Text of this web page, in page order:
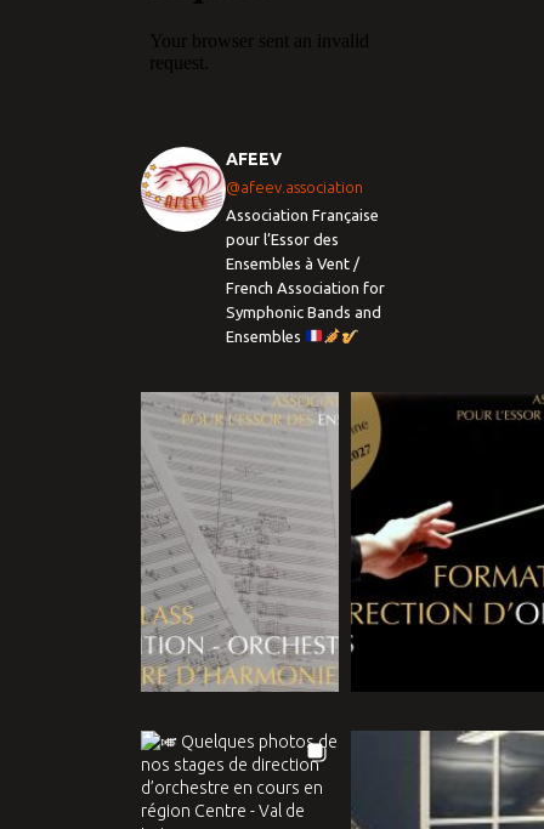
AFEEV
@afeev.association
Association Française
pour l’Essor des
Ensembles à Vent /
French Association for
Symphonic Bands and
Ensembles